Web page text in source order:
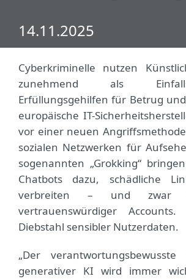
14.11.2025
Cyberkriminelle nutzen
zunehmend als
Erfüllungsgehilfen für Betrug
europäische IT-
vor einer neuen
sozialen Netzwerken für
sogenannten „Grokking“
Chatbots dazu, schädliche
verbreiten – und zwar
vertrauenswürdiger
Diebstahl sensibler Nutzerdaten.
„Der
generativer KI wird immer